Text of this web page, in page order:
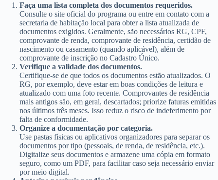
Faça uma lista completa dos documentos requeridos.
Consulte o site oficial do programa ou entre em contato com a
secretaria de habitação local para obter a lista atualizada de
documentos exigidos. Geralmente, são necessários RG, CPF,
comprovante de renda, comprovante de residência, certidão de
nascimento ou casamento (quando aplicável), além de
comprovante de inscrição no Cadastro Único.
Verifique a validade dos documentos.
Certifique-se de que todos os documentos estão atualizados. O
RG, por exemplo, deve estar em boas condições de leitura e
atualizado com uma foto recente. Comprovantes de residência
mais antigos são, em geral, descartados; priorize faturas emitidas
nos últimos três meses. Isso reduz o risco de indeferimento por
falta de conformidade.
Organize a documentação por categoria.
Use pastas físicas ou aplicativos organizadores para separar os
documentos por tipo (pessoais, de renda, de residência, etc.).
Digitalize seus documentos e armazene uma cópia em formato
seguro, como um PDF, para facilitar caso seja necessário enviar
por meio digital.